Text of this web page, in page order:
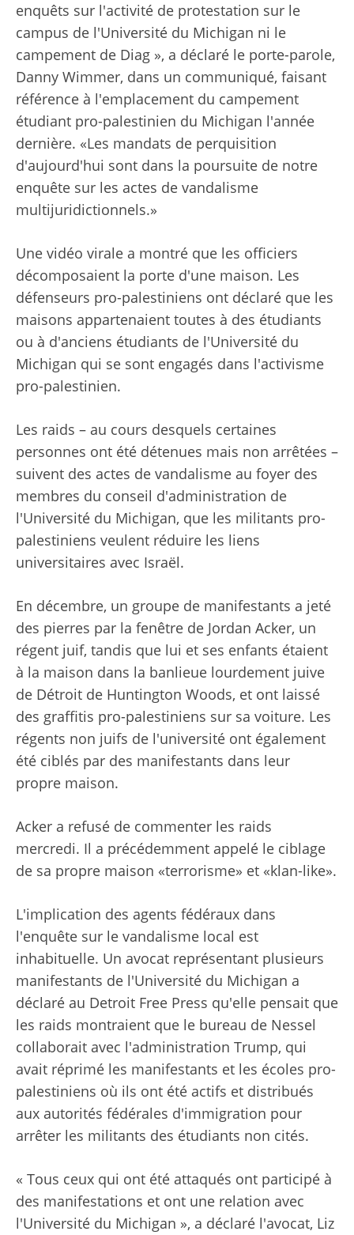
enquêts sur l'activité de protestation sur le
campus de l'Université du Michigan ni le
campement de Diag », a déclaré le porte-parole,
Danny Wimmer, dans un communiqué, faisant
référence à l'emplacement du campement
étudiant pro-palestinien du Michigan l'année
dernière. «Les mandats de perquisition
d'aujourd'hui sont dans la poursuite de notre
enquête sur les actes de vandalisme
multijuridictionnels.»
Une vidéo virale a montré que les officiers
décomposaient la porte d'une maison. Les
défenseurs pro-palestiniens ont déclaré que les
maisons appartenaient toutes à des étudiants
ou à d'anciens étudiants de l'Université du
Michigan qui se sont engagés dans l'activisme
pro-palestinien.
Les raids – au cours desquels certaines
personnes ont été détenues mais non arrêtées –
suivent des actes de vandalisme au foyer des
membres du conseil d'administration de
l'Université du Michigan, que les militants pro-
palestiniens veulent réduire les liens
universitaires avec Israël.
En décembre, un groupe de manifestants a jeté
des pierres par la fenêtre de Jordan Acker, un
régent juif, tandis que lui et ses enfants étaient
à la maison dans la banlieue lourdement juive
de Détroit de Huntington Woods, et ont laissé
des graffitis pro-palestiniens sur sa voiture. Les
régents non juifs de l'université ont également
été ciblés par des manifestants dans leur
propre maison.
Acker a refusé de commenter les raids
mercredi. Il a précédemment appelé le ciblage
de sa propre maison «terrorisme» et «klan-like».
L'implication des agents fédéraux dans
l'enquête sur le vandalisme local est
inhabituelle. Un avocat représentant plusieurs
manifestants de l'Université du Michigan a
déclaré au Detroit Free Press qu'elle pensait que
les raids montraient que le bureau de Nessel
collaborait avec l'administration Trump, qui
avait réprimé les manifestants et les écoles pro-
palestiniens où ils ont été actifs et distribués
aux autorités fédérales d'immigration pour
arrêter les militants des étudiants non cités.
« Tous ceux qui ont été attaqués ont participé à
des manifestations et ont une relation avec
l'Université du Michigan », a déclaré l'avocat, Liz